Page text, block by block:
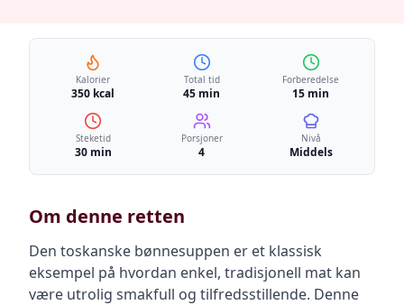
Kalorier
350 kcal
Total tid
45 min
Forberedelse
15 min
Steketid
30 min
Porsjoner
4
Nivå
Middels
Om denne retten
Den toskanske bønnesuppen er et klassisk
eksempel på hvordan enkel, tradisjonell mat kan
være utrolig smakfull og tilfredsstillende. Denne